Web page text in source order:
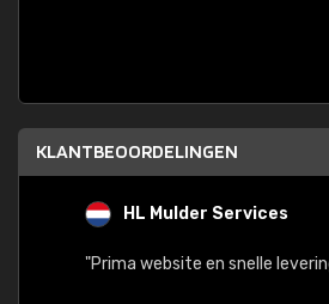
KLANTBEOORDELINGEN
HL Mulder Services
"Prima website en snelle